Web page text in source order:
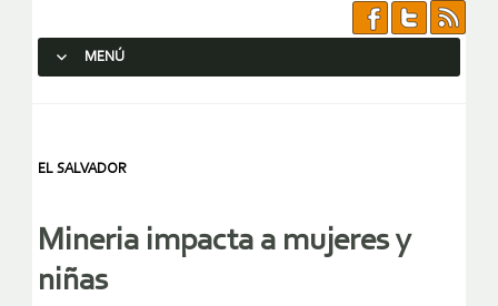
MENÚ
EL SALVADOR
Mineria impacta a mujeres y
niñas